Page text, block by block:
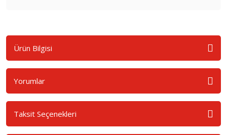
Ürün Bilgisi
Yorumlar
Taksit Seçenekleri